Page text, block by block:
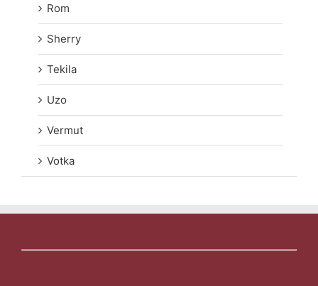
Rom
Sherry
Tekila
Uzo
Vermut
Votka